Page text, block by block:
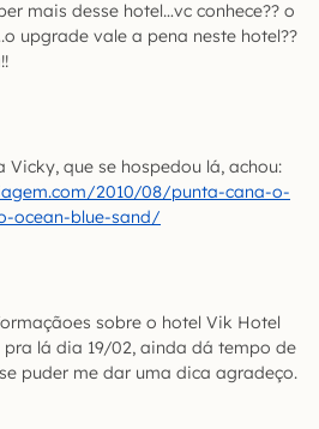
mais desse hotel…vc conhece?? o
upgrade vale a pena neste hotel??
Vicky, que se hospedou lá, achou:
2010/08/punta-cana-o-
ocean-blue-sand/
sobre o hotel Vik Hotel
pra lá dia 19/02, ainda dá tempo de
puder me dar uma dica agradeço.